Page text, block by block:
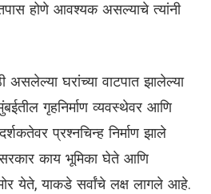
होणे आवश्यक असल्याचे त्यांनी
असलेल्या घरांच्या वाटपात झालेल्या
गृहनिर्माण व्यवस्थेवर आणि
प्रश्नचिन्ह निर्माण झाले
काय भूमिका घेते आणि
येते, याकडे सर्वांचे लक्ष लागले आहे.